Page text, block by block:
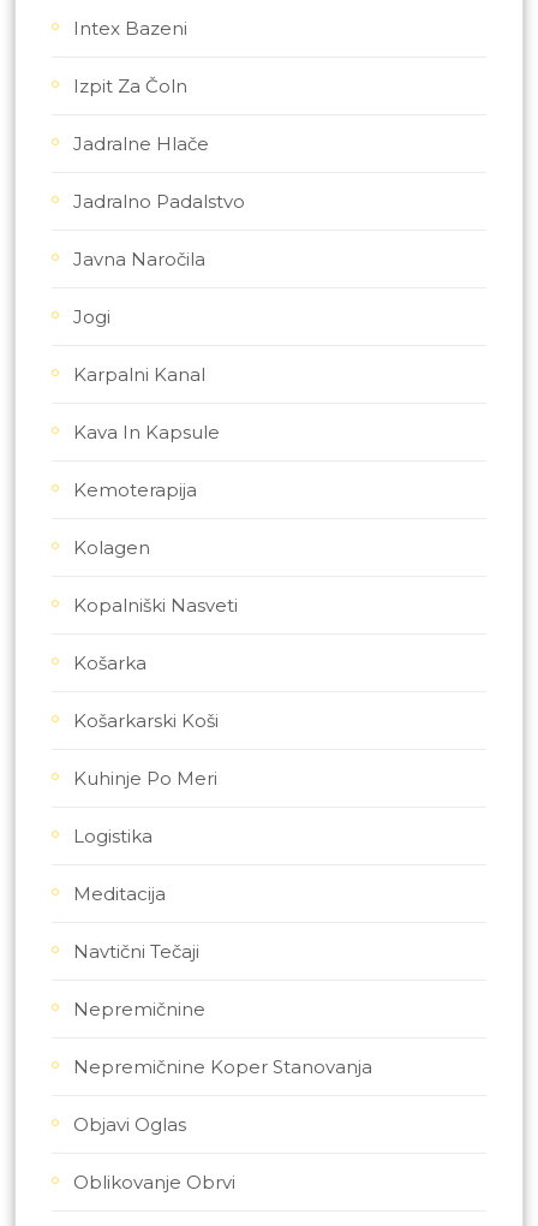
Intex Bazeni
Izpit Za Čoln
Jadralne Hlače
Jadralno Padalstvo
Javna Naročila
Jogi
Karpalni Kanal
Kava In Kapsule
Kemoterapija
Kolagen
Kopalniški Nasveti
Košarka
Košarkarski Koši
Kuhinje Po Meri
Logistika
Meditacija
Navtični Tečaji
Nepremičnine
Nepremičnine Koper Stanovanja
Objavi Oglas
Oblikovanje Obrvi